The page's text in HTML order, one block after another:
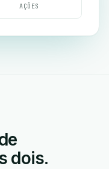
AÇÕES
dois.